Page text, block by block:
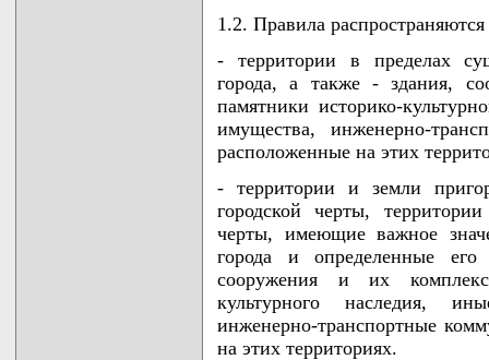
1.2. Правила
- территории в пределах
города, а также - здания,
памятники историко-
имущества, инженерно-
расположенные на этих
- территории и земли
городской черты,
черты, имеющие важное
города и определенные
сооружения и их
культурного наследия,
инженерно-транспортные
на этих территориях.